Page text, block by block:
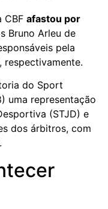
CBF afastou por
Bruno Arleu de
pela
respectivamente.
do Sport
uma representação
(STJD) e
dos árbitros, com